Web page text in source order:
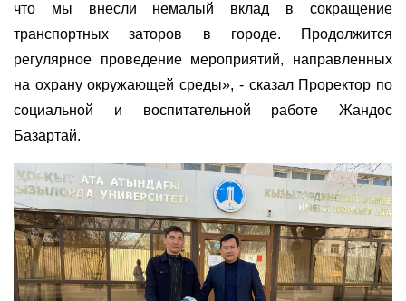
что мы внесли немалый вклад в сокращение
транспортных заторов в городе. Продолжится
регулярное проведение мероприятий, направленных
на охрану окружающей среды», - сказал Проректор по
социальной и воспитательной работе Жандос
Базартай.